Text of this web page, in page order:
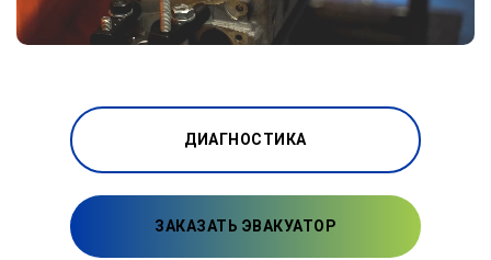
ДИАГНОСТИКА
ЗАКАЗАТЬ ЭВАКУАТОР